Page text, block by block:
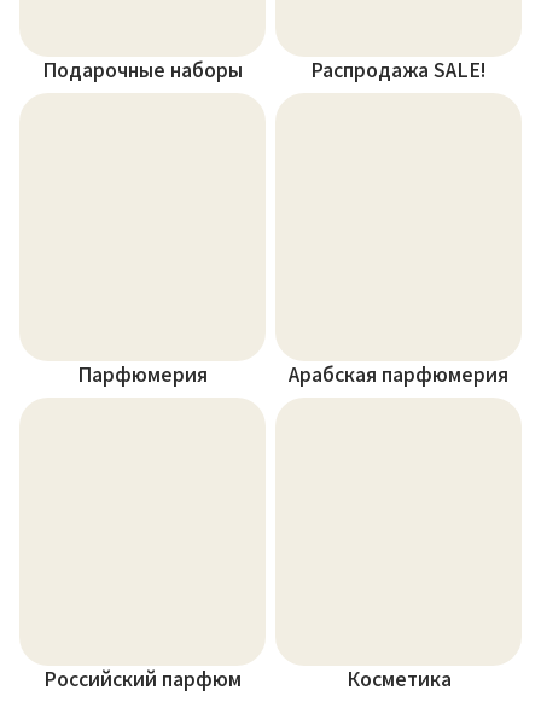
Подарочные наборы Распродажа SALE!
Парфюмерия Арабская парфюмерия
Российский парфюм Косметика